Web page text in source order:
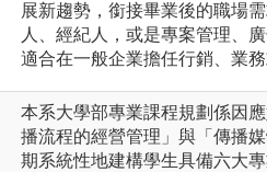
展新趨勢，銜接畢業後的職場
人、經紀人，或是專案管理、
適合在一般企業擔任行銷、業務
本系大學部專業課程規劃係因
播流程的經營管理」與「傳播
期系統性地建構學生具備六大